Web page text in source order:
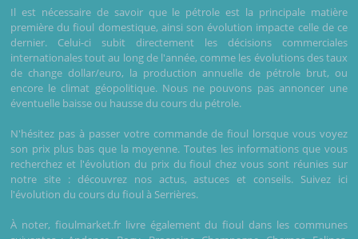
Il est nécessaire de savoir que le pétrole est la principale matière
première du fioul domestique, ainsi son évolution impacte celle de ce
dernier. Celui-ci subit directement les décisions commerciales
internationales tout au long de l'année, comme les évolutions des taux
de change dollar/euro, la production annuelle de pétrole brut, ou
encore le climat géopolitique. Nous ne pouvons pas annoncer une
éventuelle baisse ou hausse du cours du pétrole.
N'hésitez pas à passer votre commande de fioul lorsque vous voyez
son prix plus bas que la moyenne. Toutes les informations que vous
recherchez et l'évolution du prix du fioul chez vous sont réunies sur
notre site : découvrez nos actus, astuces et conseils. Suivez ici
l'évolution du cours du fioul à Serrières.
À noter, fioulmarket.fr livre également du fioul dans les communes